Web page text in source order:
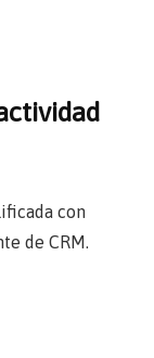
con
de CRM.